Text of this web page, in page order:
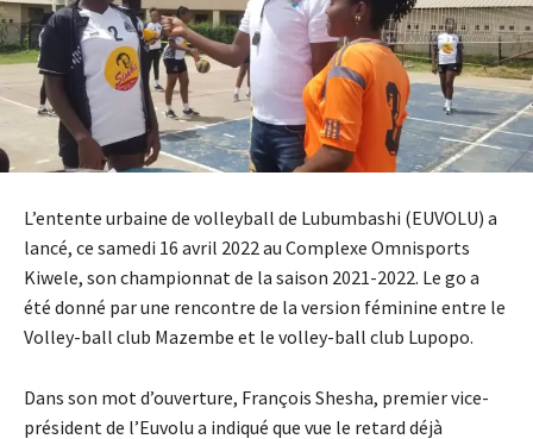
L’entente urbaine de volleyball de Lubumbashi (EUVOLU) a
lancé, ce samedi 16 avril 2022 au Complexe Omnisports
Kiwele, son championnat de la saison 2021-2022. Le go a
été donné par une rencontre de la version féminine entre le
Volley-ball club Mazembe et le volley-ball club Lupopo.
Dans son mot d’ouverture, François Shesha, premier vice-
président de l’Euvolu a indiqué que vue le retard déjà